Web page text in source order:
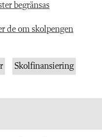
begränsas
de om skolpengen
Skolfinansiering